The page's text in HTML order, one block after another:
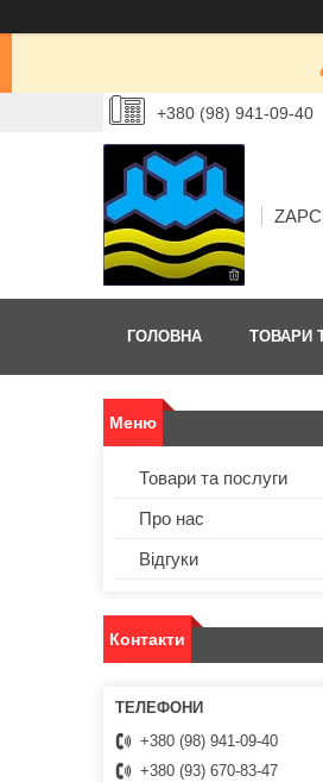
+380 (98) 941-09-40
ГОЛОВНА ТОВАРИ
Товари та послуги
Про нас
Відгуки
Контакти
+380 (98) 941-09-40
+380 (93) 670-83-47